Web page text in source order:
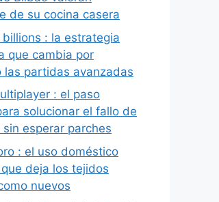
de su cocina casera
: la estrategia
que cambia por
las partidas avanzadas
: el paso
solucionar el fallo de
sin esperar parches
: el uso doméstico
deja los tejidos
nuevos